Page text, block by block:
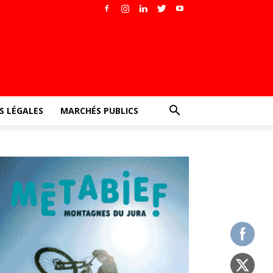
LÉGALES MARCHÉS PUBLICS